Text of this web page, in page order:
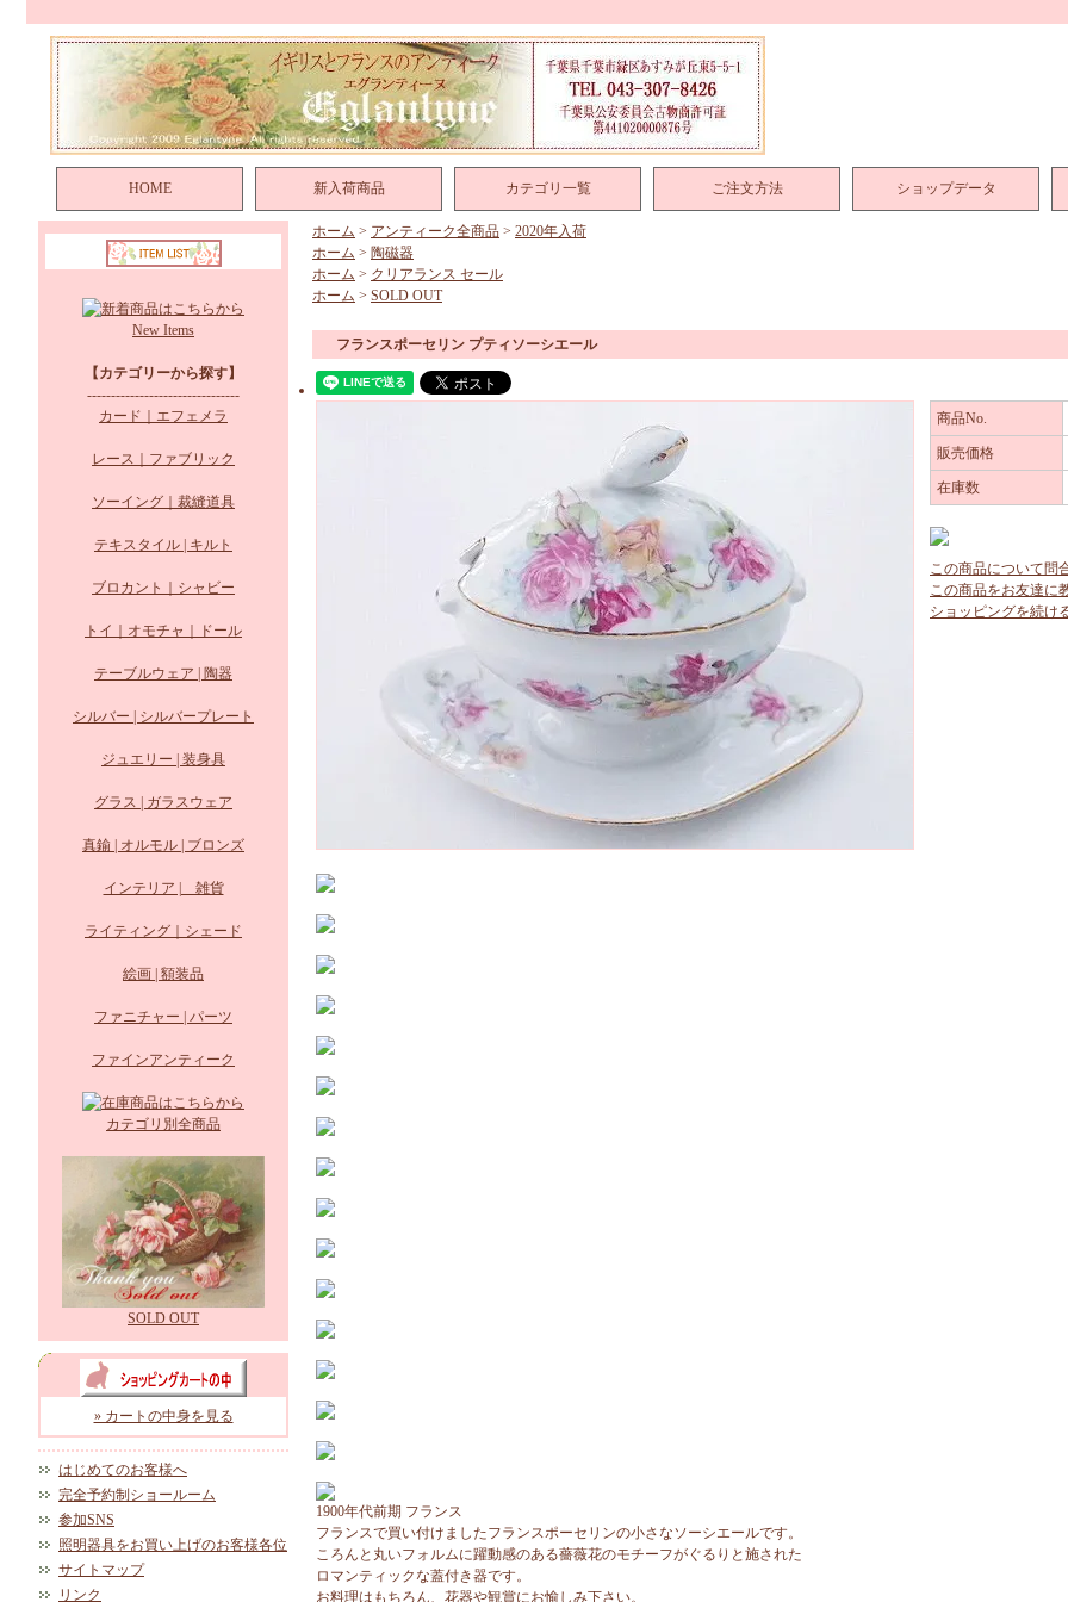
HOME 新入荷商品 カテゴリ一覧 ご注文方法 ショップデータ
New Items
【カテゴリーから探す】
--------------------------------
カード｜エフェメラ
レース｜ファブリック
ソーイング｜裁縫道具
テキスタイル | キルト
ブロカント｜シャビー
トイ｜オモチャ｜ドール
テーブルウェア | 陶器
シルバー | シルバープレート
ジュエリー | 装身具
グラス | ガラスウェア
真鍮 | オルモル | ブロンズ
インテリア | 雑貨
ライティング｜シェード
絵画 | 額装品
ファニチャー | パーツ
ファインアンティーク
カテゴリ別全商品
SOLD OUT
» カートの中身を見る
はじめてのお客様へ
完全予約制ショールーム
参加SNS
照明器具をお買い上げのお客様各位
サイトマップ
リンク
ホーム > アンティーク全商品 > 2020年入荷
ホーム > 陶磁器
ホーム > クリアランス セール
ホーム > SOLD OUT
フランスポーセリン プティソーシエール
商品No.
販売価格
在庫数
この商品について問
この商品をお友達に
ショッピングを続け
1900年代前期 フランス
フランスで買い付けましたフランスポーセリンの小さなソーシエールです。
ころんと丸いフォルムに躍動感のある薔薇花のモチーフがぐるりと施された
ロマンティックな蓋付き器です。
お料理はもちろん、花器や観賞にお愉しみ下さい。